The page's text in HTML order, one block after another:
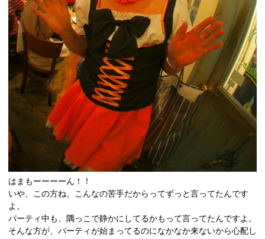
はまもーーーーん！！
いや、この方ね、こんなの苦手だからってずっと言ってたんです
よ。
パーティ中も、隅っこで静かにしてるかもって言ってたんですよ。
そんな方が、パーティが始まってるのになかなか来ないから心配し